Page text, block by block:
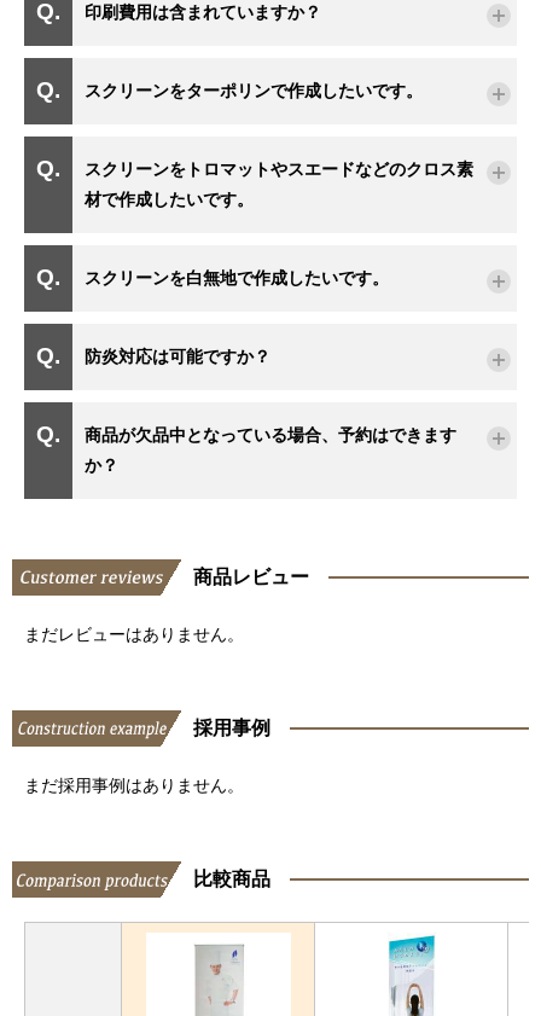
印刷費用は含まれていますか？
スクリーンをターポリンで作成したいです。
スクリーンをトロマットやスエードなどのクロス素
材で作成したいです。
スクリーンを白無地で作成したいです。
防炎対応は可能ですか？
商品が欠品中となっている場合、予約はできます
か？
商品レビュー
まだレビューはありません。
採用事例
まだ採用事例はありません。
比較商品